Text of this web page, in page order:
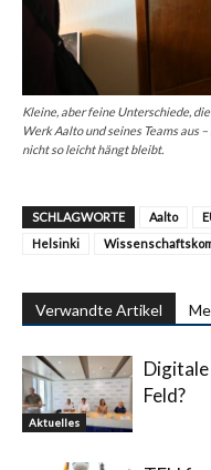
Kleine, aber feine Unterschiede,
Werk Aalto und seines Teams aus
nicht so leicht hängt bleibt.
SCHLAGWORTE Aalto
Helsinki
Verwandte Artikel
Aktuelles
Feld?